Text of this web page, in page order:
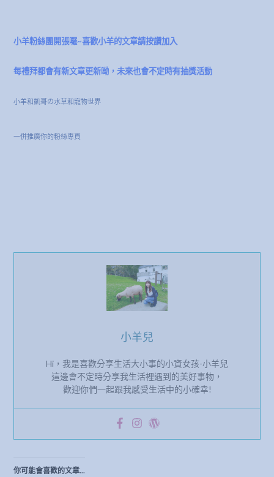
小羊粉絲團開張囉~喜歡小羊的文章請按讚加入
每禮拜都會有新文章更新呦，未來也會不定時有抽獎活動
小羊和凱哥の水草和寵物世界
一併推廣你的粉絲專頁
小羊兒
Hi，我是喜歡分享生活大小事的小資女孩-小羊兒
這邊會不定時分享我生活裡遇到的美好事物，
歡迎你們一起跟我感受生活中的小確幸!
你可能會喜歡的文章...